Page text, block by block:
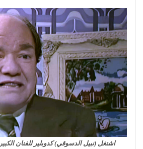
اشتغل (نبيل الدسوقي) كدوبلير للفنان